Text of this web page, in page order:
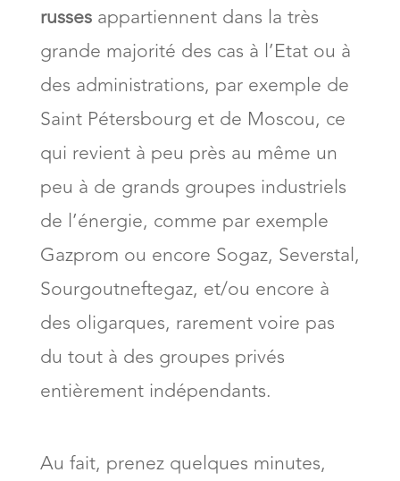
russesappartiennent dans la très
grande majorité des cas à l’Etat ou à
des administrations, par exemple de
Saint Pétersbourg et de Moscou, ce
qui revient à peu près au même un
peu à de grands groupes industriels
de l’énergie, comme par exemple
Gazprom ou encore Sogaz, Severstal,
Sourgoutneftegaz, et/ou encore à
des oligarques, rarement voire pas
du tout à des groupes privés
entièrement indépendants.
Au fait, prenez quelques minutes,